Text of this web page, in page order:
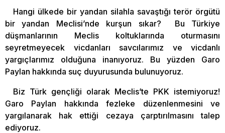
Hangi ülkede bir yandan silahla savaştığı terör örgütü
bir yandan Meclisi’nde kurşun sıkar? Bu Türkiye
düşmanlarının Meclis koltuklarında oturmasını
seyretmeyecek vicdanları savcılarımız ve vicdanlı
yargıçlarımız olduğuna inanıyoruz. Bu yüzden Garo
Paylan hakkında suç duyurusunda bulunuyoruz.
Biz Türk gençliği olarak Meclis’te PKK istemiyoruz!
Garo Paylan hakkında fezleke düzenlenmesini ve
yargılanarak hak ettiği cezaya çarptırılmasını talep
ediyoruz.